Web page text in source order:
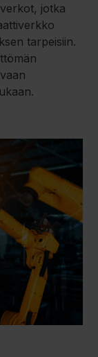
jotka
tarpeisiin.